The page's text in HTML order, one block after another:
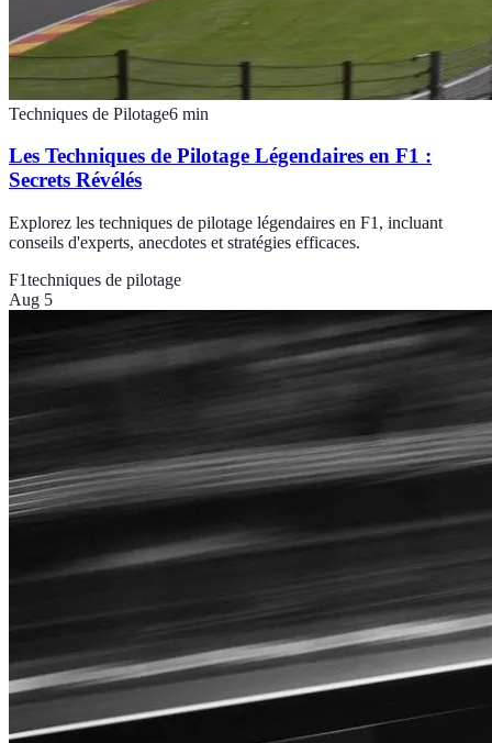
Techniques de Pilotage6 min
Les Techniques de Pilotage Légendaires en F1 :
Secrets Révélés
Explorez les techniques de pilotage légendaires en F1, incluant
conseils d'experts, anecdotes et stratégies efficaces.
F1techniques de pilotage
Aug 5